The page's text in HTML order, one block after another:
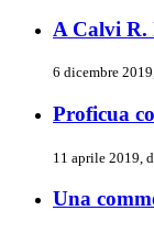
A Calvi R.
6 dicembre
Proficua
11 aprile 2019,
Una